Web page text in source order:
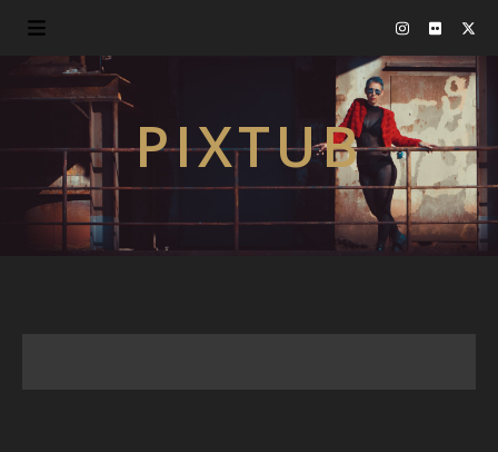
PIXTUB